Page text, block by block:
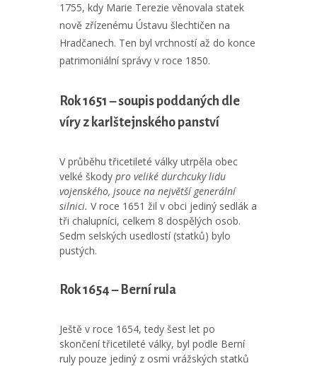
1755, kdy Marie Terezie věnovala statek
nově zřízenému Ústavu šlechtičen na
Hradčanech. Ten byl vrchností až do konce
patrimoniální správy v roce 1850.
Rok 1651 – soupis poddaných dle
víry z karlštejnského panství
V průběhu třicetileté války utrpěla obec
velké škody pro veliké durchcuky lidu
vojenského, jsouce na největší generální
silnici. V roce 1651 žil v obci jediný sedlák a
tři chalupníci, celkem 8 dospělých osob.
Sedm selských usedlostí (statků) bylo
pustých.
Rok 1654 – Berní rula
Ještě v roce 1654, tedy šest let po
skončení třicetileté války, byl podle Berní
ruly pouze jediný z osmi vrážských statků